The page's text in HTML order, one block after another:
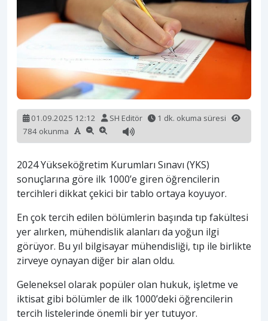
01.09.2025 12:12 SH Editör
1 dk. okuma süresi
784 okunma
2024 Yükseköğretim Kurumları Sınavı (YKS)
sonuçlarına göre ilk 1000’e giren öğrencilerin
tercihleri dikkat çekici bir tablo ortaya koyuyor.
En çok tercih edilen bölümlerin başında tıp fakültesi
yer alırken, mühendislik alanları da yoğun ilgi
görüyor. Bu yıl bilgisayar mühendisliği, tıp ile birlikte
zirveye oynayan diğer bir alan oldu.
Geleneksel olarak popüler olan hukuk, işletme ve
iktisat gibi bölümler de ilk 1000’deki öğrencilerin
tercih listelerinde önemli bir yer tutuyor.